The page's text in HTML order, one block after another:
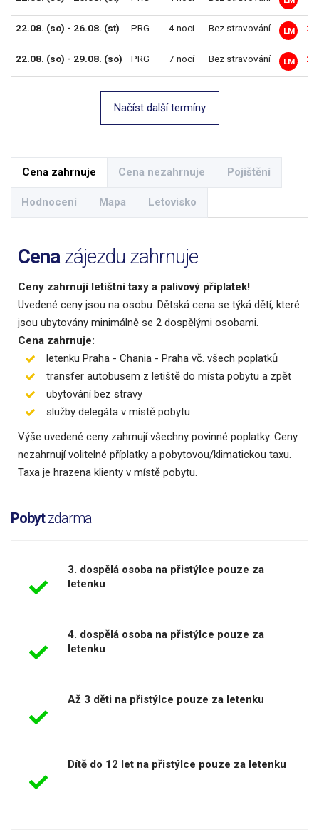
22.08. (so) - 26.08. (st) PRG 4 noci Bez stravování LM
22.08. (so) - 29.08. (so) PRG 7 nocí Bez stravování LM
Načíst další termíny
Cena zahrnuje Cena nezahrnuje Pojištění
Hodnocení Mapa Letovisko
Cenazájezdu zahrnuje
Ceny zahrnují letištní taxy a palivový příplatek!
Uvedené ceny jsou na osobu. Dětská cena se týká dětí, které
jsou ubytovány minimálně se 2 dospělými osobami.
Cena zahrnuje:
letenku Praha - Chania - Praha vč. všech poplatků
transfer autobusem z letiště do místa pobytu a zpět
ubytování bez stravy
služby delegáta v místě pobytu
Výše uvedené ceny zahrnují všechny povinné poplatky. Ceny
nezahrnují volitelné příplatky a pobytovou/klimatickou taxu.
Taxa je hrazena klienty v místě pobytu.
Pobytzdarma
3. dospělá osoba na přistýlce pouze za
letenku
4. dospělá osoba na přistýlce pouze za
letenku
Až 3 děti na přistýlce pouze za letenku
Dítě do 12 let na přistýlce pouze za letenku